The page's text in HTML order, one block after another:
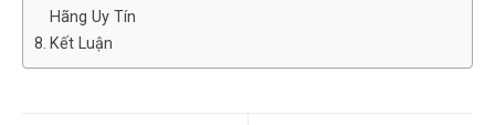
Hãng Uy Tín
Kết Luận